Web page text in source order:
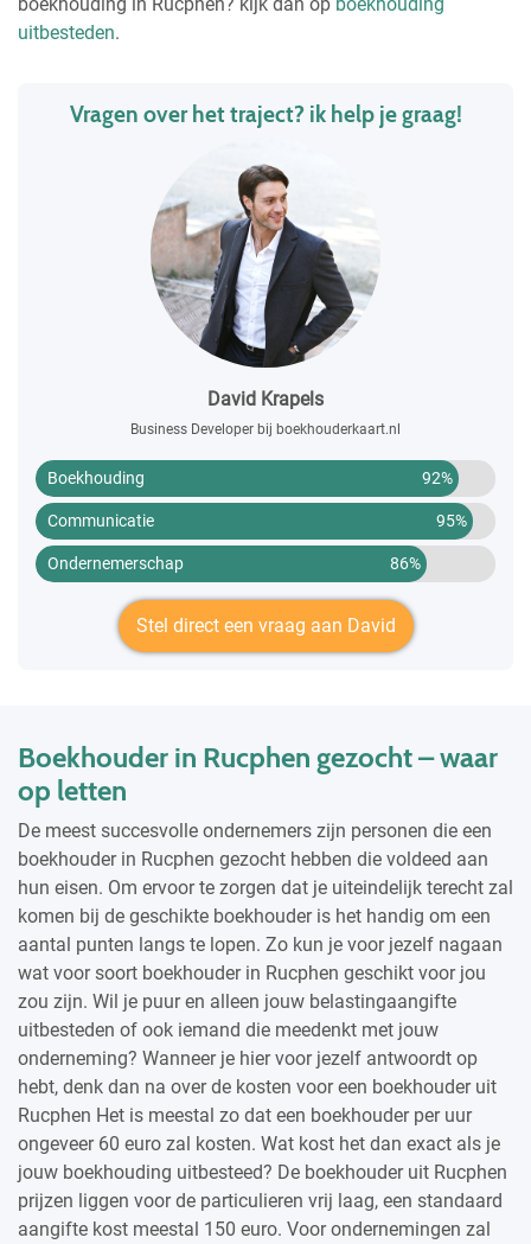
uitbesteden.
Vragen over het traject? ik help je graag!
David Krapels
Business Developer bij boekhouderkaart.nl
Boekhouding 92%
Communicatie 95%
Ondernemerschap 86%
Stel direct een vraag aan David
Boekhouder in Rucphen gezocht – waar
op letten
De meest succesvolle ondernemers zijn personen die een
boekhouder in Rucphen gezocht hebben die voldeed aan
hun eisen. Om ervoor te zorgen dat je uiteindelijk terecht zal
komen bij de geschikte boekhouder is het handig om een
aantal punten langs te lopen. Zo kun je voor jezelf nagaan
wat voor soort boekhouder in Rucphen geschikt voor jou
zou zijn. Wil je puur en alleen jouw belastingaangifte
uitbesteden of ook iemand die meedenkt met jouw
onderneming? Wanneer je hier voor jezelf antwoordt op
hebt, denk dan na over de kosten voor een boekhouder uit
Rucphen Het is meestal zo dat een boekhouder per uur
ongeveer 60 euro zal kosten. Wat kost het dan exact als je
jouw boekhouding uitbesteed? De boekhouder uit Rucphen
prijzen liggen voor de particulieren vrij laag, een standaard
aangifte kost meestal 150 euro. Voor ondernemingen zal